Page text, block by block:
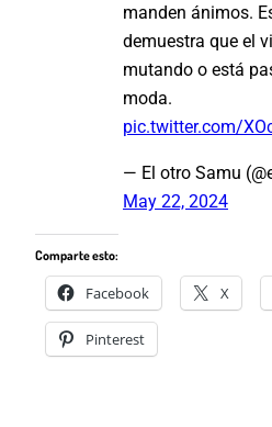
manden ánimos.
demuestra que el
mutando o está
moda.
pic.twitter.com/
— El otro Samu
May 22, 2024
Comparte esto:
Facebook X
Pinterest